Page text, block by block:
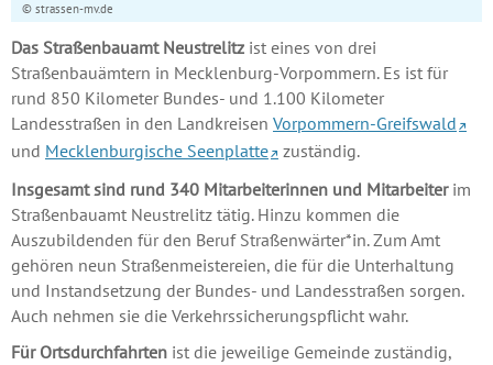
© strassen-mv.de
Das Straßenbauamt Neustrelitz ist eines von drei
Straßenbauämtern in Mecklenburg-Vorpommern. Es ist für
rund 850 Kilometer Bundes- und 1.100 Kilometer
Landesstraßen in den Landkreisen Vorpommern-Greifswald
und Mecklenburgische Seenplatte
zuständig.
Insgesamt sind rund 340 Mitarbeiterinnen und Mitarbeiterim
Straßenbauamt Neustrelitz tätig. Hinzu kommen die
Auszubildenden für den Beruf Straßenwärter*in. Zum Amt
gehören neun Straßenmeistereien, die für die Unterhaltung
und Instandsetzung der Bundes- und Landesstraßen sorgen.
Auch nehmen sie die Verkehrssicherungspflicht wahr.
Für Ortsdurchfahrten ist die jeweilige Gemeinde zuständig,